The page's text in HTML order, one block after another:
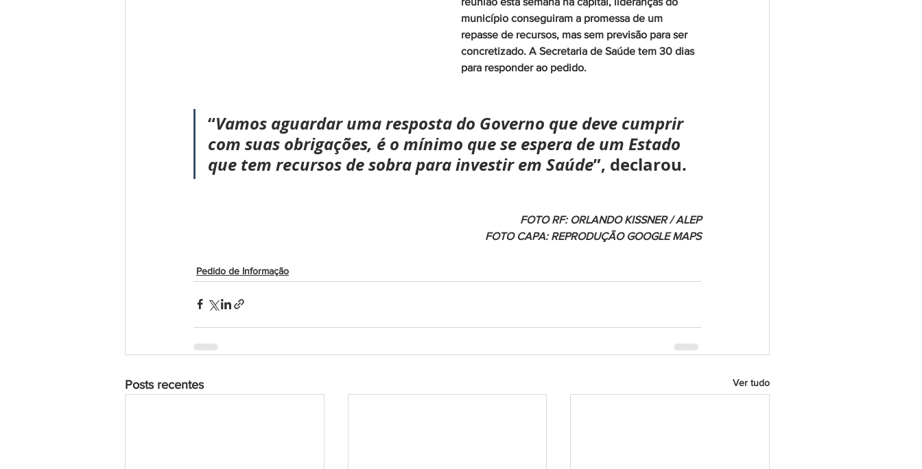
município conseguiram a promessa de um
repasse de recursos, mas sem previsão para ser
concretizado. A Secretaria de Saúde tem 30 dias
para responder ao pedido.
“Vamos aguardar uma resposta do Governo que deve cumprir
com suas obrigações, é o mínimo que se espera de um Estado
que tem recursos de sobra para investir em Saúde”, declarou.
FOTO RF: ORLANDO KISSNER / ALEP
FOTO CAPA: REPRODUÇÃO GOOGLE MAPS
Pedido de Informação
Posts recentes Ver tudo